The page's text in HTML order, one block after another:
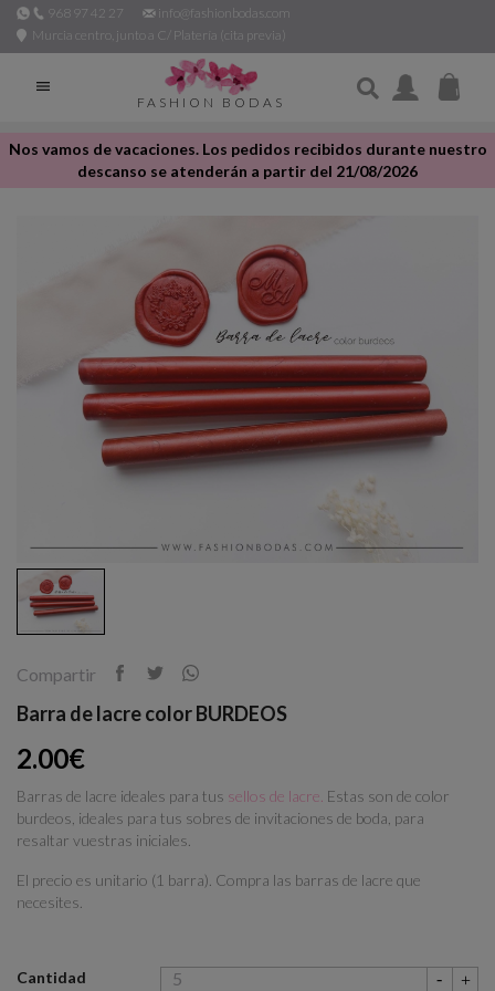
968 97 42 27
info@fashionbodas.com
Murcia centro, junto a C/ Platería (cita previa)

FASHION BODAS
Nos vamos de vacaciones. Los pedidos recibidos durante nuestro
descanso se atenderán a partir del 21/08/2026
Compartir
Barra de lacre color BURDEOS
2.00€
Barras de lacre ideales para tus sellos de lacre. Estas son de color
burdeos, ideales para tus sobres de invitaciones de boda, para
resaltar vuestras iniciales.
El precio es unitario (1 barra). Compra las barras de lacre que
necesites.
Cantidad